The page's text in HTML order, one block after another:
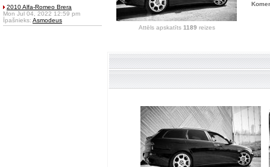
2010 Alfa-Romeo Brera
Mon Jul 04, 2022 12:59 pm
Īpašnieks: Asmodeus
Attēls apskatīts 1189 reizes